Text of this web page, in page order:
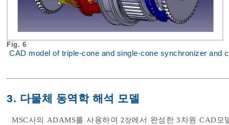
Fig. 6
CAD model of triple-cone and single-cone synchronizer and
3. 다물체 동역학 해석 모델
MSC사의 ADAMS를 사용하여2장에서 완성한 3차원 CAD모